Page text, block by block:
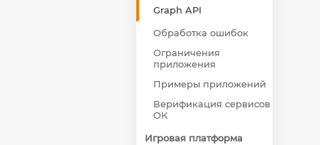
Graph API
Обработка ошибок
Ограничения
приложения
Примеры приложений
Верификация сервисов
ОК
Игровая платформа